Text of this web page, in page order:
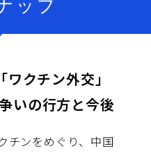
ップ
クチン外交」
いの行方と今後
チンをめぐり、中国